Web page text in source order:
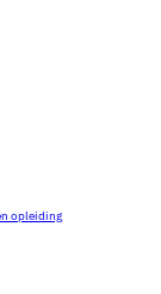
opleiding